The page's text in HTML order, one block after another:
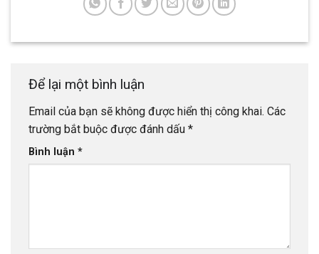
Để lại một bình luận
Email của bạn sẽ không được hiển thị công khai. Các
trường bắt buộc được đánh dấu *
Bình luận *